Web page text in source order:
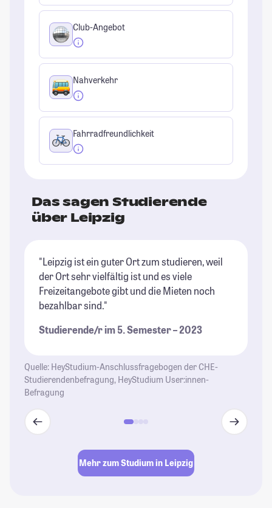
Club-Angebot
Nahverkehr
Fahrradfreundlichkeit
Das sagen Studierende
über Leipzig
"Leipzig ist ein guter Ort zum studieren, weil
der Ort sehr vielfältig ist und es viele
Freizeitangebote gibt und die Mieten noch
bezahlbar sind."
Studierende/r im 5. Semester – 2023
Quelle: HeyStudium-Anschlussfragebogen der CHE-
Studierendenbefragung, HeyStudium User:innen-
Befragung
Mehr zum Studium in Leipzig